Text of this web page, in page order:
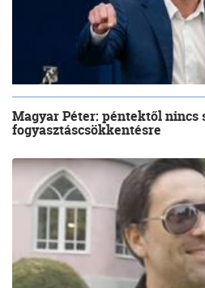
Magyar Péter: péntektől nincs
fogyasztáscsökkentésre